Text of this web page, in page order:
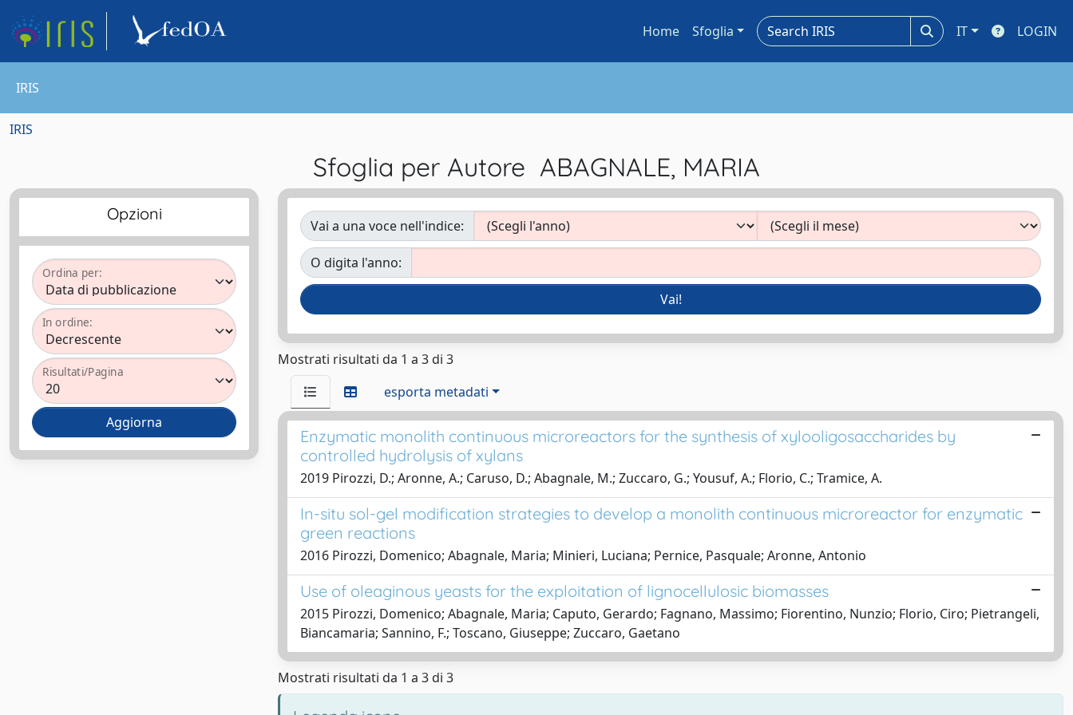
Home Sfoglia IT LOGIN
IRIS
IRIS
Sfoglia per Autore ABAGNALE, MARIA
Opzioni
Ordina per:
In ordine:
Risultati/Pagina
Vai a una voce nell'indice:
O digita l'anno:
Mostrati risultati da 1 a 3 di 3
esporta metadati
Enzymatic monolith continuous microreactors for the synthesis of xylooligosaccharides by
controlled hydrolysis of xylans
2019 Pirozzi, D.; Aronne, A.; Caruso, D.; Abagnale, M.; Zuccaro, G.; Yousuf, A.; Florio, C.; Tramice, A.
In-situ sol-gel modification strategies to develop a monolith continuous microreactor for enzymatic
green reactions
2016 Pirozzi, Domenico; Abagnale, Maria; Minieri, Luciana; Pernice, Pasquale; Aronne, Antonio
Use of oleaginous yeasts for the exploitation of lignocellulosic biomasses
2015 Pirozzi, Domenico; Abagnale, Maria; Caputo, Gerardo; Fagnano, Massimo; Fiorentino, Nunzio; Florio, Ciro; Pietrangeli,
Biancamaria; Sannino, F.; Toscano, Giuseppe; Zuccaro, Gaetano
Mostrati risultati da 1 a 3 di 3